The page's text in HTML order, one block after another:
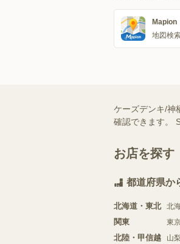
Mapion
地図検
ケーズデンキ/神
確認できます。
お店を探す
都道府県か
北海道・東北 北
関東 東
北陸・甲信越 山